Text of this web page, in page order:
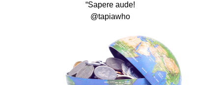
“Sapere aude!
@tapiawho